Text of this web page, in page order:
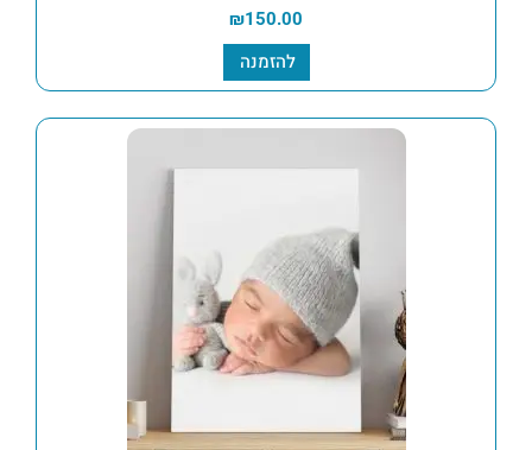
₪150.00
להזמנה